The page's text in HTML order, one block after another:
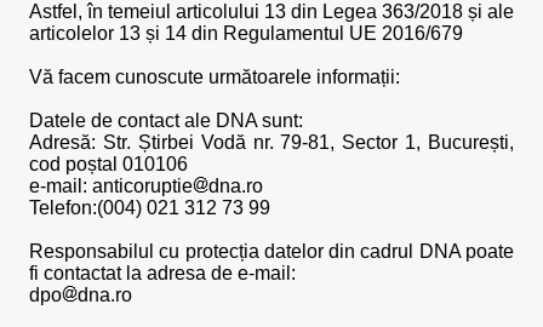
Astfel, în temeiul articolului 13 din Legea 363/2018 și ale
articolelor 13 și 14 din Regulamentul UE 2016/679
Vă facem cunoscute următoarele informații:
Datele de contact ale DNA sunt:
Adresă: Str. Știrbei Vodă nr. 79-81, Sector 1, București,
cod poștal 010106
e-mail: anticoruptie
dna.ro
Telefon:(004) 021 312 73 99
Responsabilul cu protecția datelor din cadrul DNA poate
fi contactat la adresa de e-mail:
dpo
dna.ro